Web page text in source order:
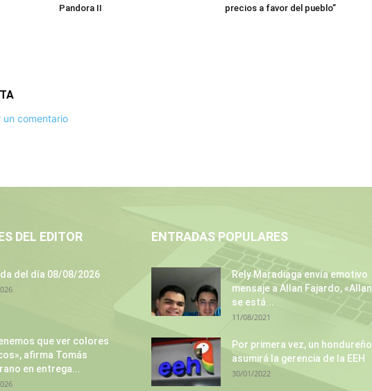
Pandora II
precios a favor del pueblo”
un comentario
DEL EDITOR
del día 08/08/2026
que ver colores
afirma Tomás
en entrega...
ENTRADAS POPULARES
Rely Maradiaga envía emotivo
mensaje a Allan Fajardo, «Allan
se está...
11/08/2021
Por primera vez, un hondureño
asumirá la gerencia de la EEH
30/01/2022